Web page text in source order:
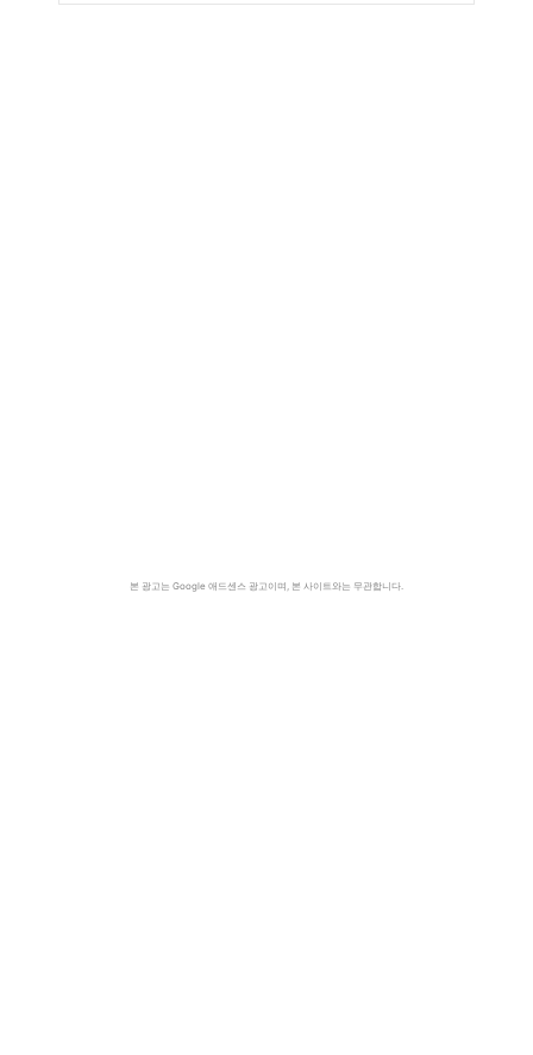
본 광고는 Google 애드센스 광고이며, 본 사이트와는 무관합니다.